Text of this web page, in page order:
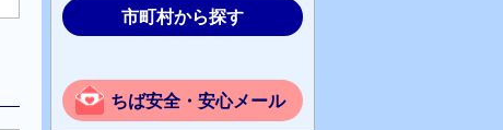
市町村から探す
ちば安全・安心メール